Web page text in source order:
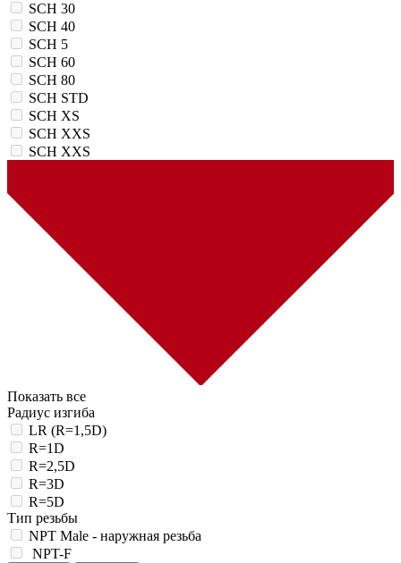
SCH 30
SCH 40
SCH 5
SCH 60
SCH 80
SCH STD
SCH XS
SCH XXS
SCH XХS
Показать все
Радиус изгиба
LR (R=1,5D)
R=1D
R=2,5D
R=3D
R=5D
Тип резьбы
NPT Male - наружная резьба
NPT-F